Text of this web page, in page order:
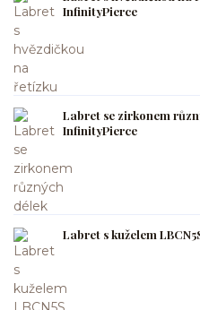
InfinityPierce
Labret se zirkonem
InfinityPierce
Labret s kuželem